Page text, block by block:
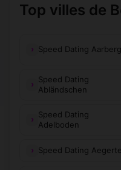
Top villes de
Speed Dating Aarberg
Speed Dating
Abländschen
Speed Dating
Adelboden
Speed Dating